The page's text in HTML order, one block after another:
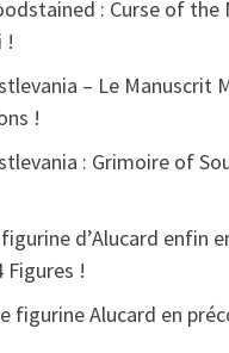
: Curse of
!
– Le Manuscrit
!
: Grimoire of
d’Alucard enfin
Figures !
figurine Alucard en